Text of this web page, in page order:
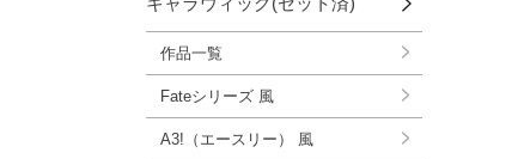
作品一覧
Fateシリーズ 風
A3!（エースリー） 風